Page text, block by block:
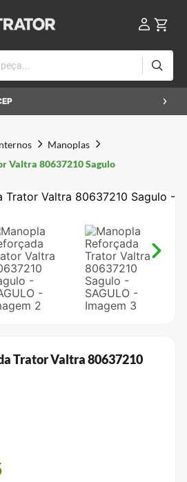
Manoplas
Valtra 80637210 Sagulo
Trator Valtra 80637210